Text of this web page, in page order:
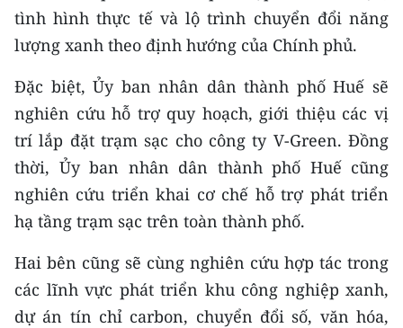
Bắc Trung Bộ
Duyên hải Nam Trung Bộ và Tây
Nguyên
Đông Nam Bộ
Đồng bằng sông Cửu Long
Chuyên trang Hà Nội
Chuyên trang TP. Hồ Chí Minh
CHUYÊN ĐỀ
tình hình thực tế và lộ trình chuyển đổi năng
lượng xanh theo định hướng của Chính phủ.
Đặc biệt, Ủy ban nhân dân thành phố Huế sẽ
nghiên cứu hỗ trợ quy hoạch, giới thiệu các vị
trí lắp đặt trạm sạc cho công ty V-Green. Đồng
thời, Ủy ban nhân dân thành phố Huế cũng
nghiên cứu triển khai cơ chế hỗ trợ phát triển
hạ tầng trạm sạc trên toàn thành phố.
Hai bên cũng sẽ cùng nghiên cứu hợp tác trong
các lĩnh vực phát triển khu công nghiệp xanh,
dự án tín chỉ carbon, chuyển đổi số, văn hóa,